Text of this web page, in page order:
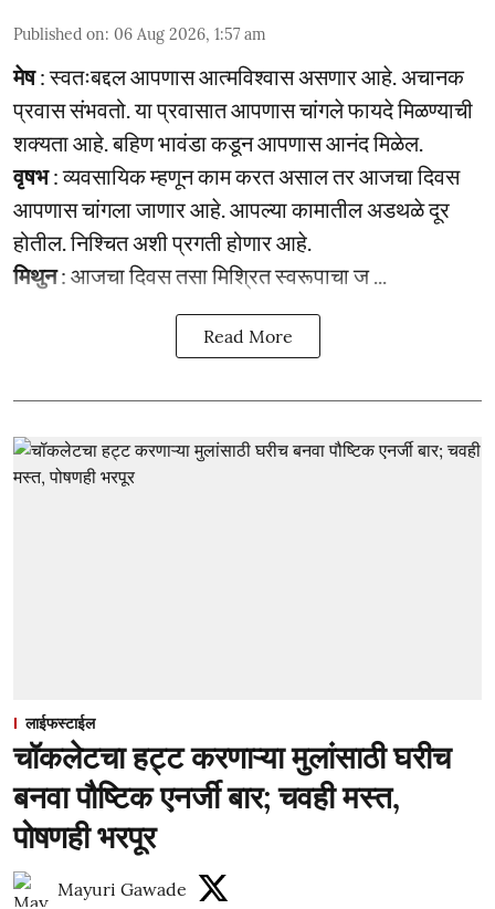
Published on: 06 Aug 2026, 1:57 am
मेष: स्वतःबद्दल आपणास आत्मविश्वास असणार आहे. अचानक
प्रवास संभवतो. या प्रवासात आपणास चांगले फायदे मिळण्याची
शक्यता आहे. बहिण भावंडा कडून आपणास आनंद मिळेल.
वृषभ: व्यवसायिक म्हणून काम करत असाल तर आजचा दिवस
आपणास चांगला जाणार आहे. आपल्या कामातील अडथळे दूर
होतील. निश्चित अशी प्रगती होणार आहे.
मिथुन: आजचा दिवस तसा मिश्रित स्वरूपाचा ज ...
Read More
लाईफस्टाईल
चॉकलेटचा हट्ट करणाऱ्या मुलांसाठी घरीच
बनवा पौष्टिक एनर्जी बार; चवही मस्त,
पोषणही भरपूर
Mayuri Gawade